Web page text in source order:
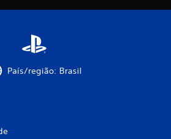
País/região: Brasil